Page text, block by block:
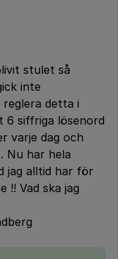
stulet så
inte
reglera detta i
6 siffriga lösenord
varje dag och
Nu har hela
jag alltid har för
!! Vad ska jag